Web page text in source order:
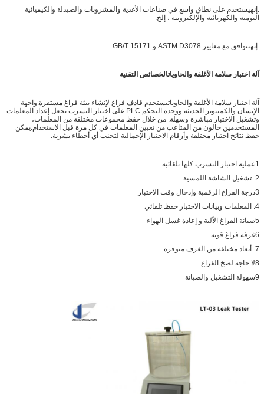
.إنهيستخدم على نطاق واسع في صناعات الأغذية والمشروبات والصيدلة والكيميائية
اليومية والكهربائية والإلكترونية ، إلخ.
.إنهتتوافق مع معايير ASTM D3078 و GB/T 15171.
آلة اختبار سلامة الأغلفة والحاوياتالخصائص التقنية
آلة اختبار سلامة الأغلفة والحاوياتيستخدم قاذف فراغ لإنشاء بيئة فراغ مستقرة.واجهة
الإنسان والكمبيوتر الحديثة ووحدة التحكم PLC على اختبار التسرب تجعل إعداد المعلمات
وتشغيل الاختبار مباشرة وسهلة. من خلال حفظ مجموعات مختلفة من المعلمات،
المستخدمين خالون من المتاعب من تعيين المعلمات في كل مرة قبل الاستخدام.يمكن
حفظ نتائج اختبار مختلفة وأرقام الاختبار الإجمالية لتجنب أي أخطاء بشرية.
1عملية اختبار التسرب كلها تلقائية
2. تشغيل الشاشة اللمسية
3درجة الفراغ الرقمية وإدخال وقت الاختبار
4. المعلمات وبيانات الاختبار حفظ تلقائي
5صيانة الفراغ الآلية و إعادة غسل الهواء
6غرفة فراغ قوية
7. أبعاد مختلفة من الغرف متوفرة
8لا حاجة لضخ الفراغ
9سهولة التشغيل والصيانة